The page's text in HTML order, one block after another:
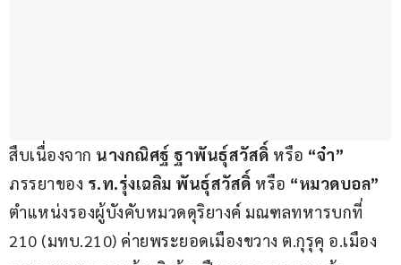
สืบเนื่องจาก นางกณิศฐ์ ฐาพันธุ์สวัสดิ์ หรือ “จ๋า”
ภรรยาของ ร.ท.รุ่งเฉลิม พันธุ์สวัสดิ์ หรือ “หมวดบอล”
ตำแหน่งรองผู้บังคับหมวดดุริยางค์ มณฑลทหารบกที่
210 (มทบ.210) ค่ายพระยอดเมืองขวาง ต.กุรุคุ อ.เมือง